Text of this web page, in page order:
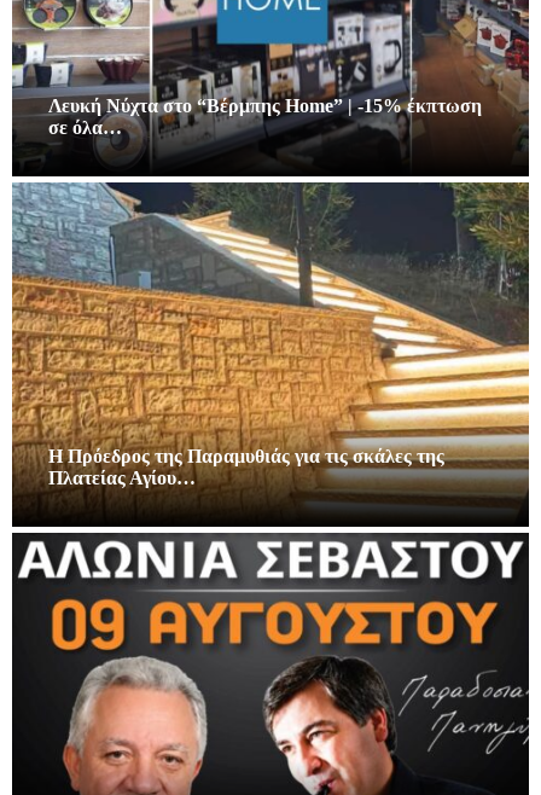
Λευκή Νύχτα στο “Βέρμπης Home” | -15% έκπτωση
σε όλα…
Η Πρόεδρος της Παραμυθιάς για τις σκάλες της
Πλατείας Αγίου…